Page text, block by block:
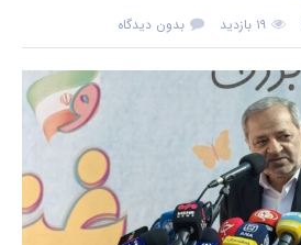
۱۹ بازدید بدون دیدگاه